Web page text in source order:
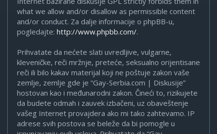
what we allow and/or disallow as permissible content
and/or conduct. Za dalje informacije o phpBB-u,
pogledajte: http://www.phpbb.com/.
Prihvatate da nećete slati uvredljive, vulgarne,
kleveničke, reči mržnje, preteće, seksualno orijentisane
reči ili bilo kakav materijal koji ne poštuje zakon vaše
zemlje, zemlje gde je “Gay-Serbia.com | Diskusije”
hostovan kao i međunarodni zakon. Čineći to, rizikujete
da budete odmah i zauvek izbačeni, uz obaveštenje
vašeg Internet provajdera ako mi tako zahtevamo. IP
adrese svih postova se beleže da bi pomogle u